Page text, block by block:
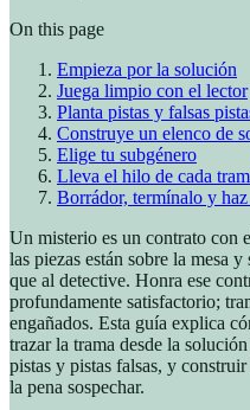
On this page
Empieza por la solución
Juega limpio con el lector
Planta pistas y falsas
Construye un elenco de
Elige tu subgénero
Lleva el hilo de cada
Borrádor, termínalo y
Un misterio es un contrato con
las piezas están sobre la mesa
que al detective. Honra ese
profundamente satisfactorio;
engañados. Esta guía explica
trazar la trama desde la
pistas y pistas falsas, y
la pena sospechar.